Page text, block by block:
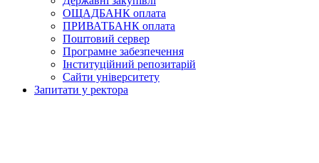
ОЩАДБАНК оплата
ПРИВАТБАНК оплата
Поштовий сервер
Програмне забезпечення
Інституційний репозитарій
Сайти університету
Запитати у ректора